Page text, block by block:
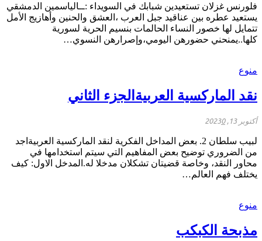
فلورنس غزلان تستعيدين شبابك في السويداء :ــالياسمين الدمشقي
يستعيد عطره بين عناقيد جبل العرب ،العشق والحنين وأهازيج الأمل
تتمايل لها خصور النساء الحالمات بنسيم الحرية لسورية
كلها..يمنحني حضورهن اليومي،وإصرارهن النسوي…
منوع
نقد الماركسية العربيةالجزء الثاني
أكتوبر 13, 2023 0
لبيب سلطان 2. بعض المداخل الفكرية لنقد الماركسية العربيةاجد
من الضروري توضيح بعض المفاهيم التي سيتم استخدامها في
محاور النقد، وخاصة قضيتان تشكلان مدخلا له.المدخل الاول: كيف
يختلف فهم العالم…
منوع
مذبحة الكبكب